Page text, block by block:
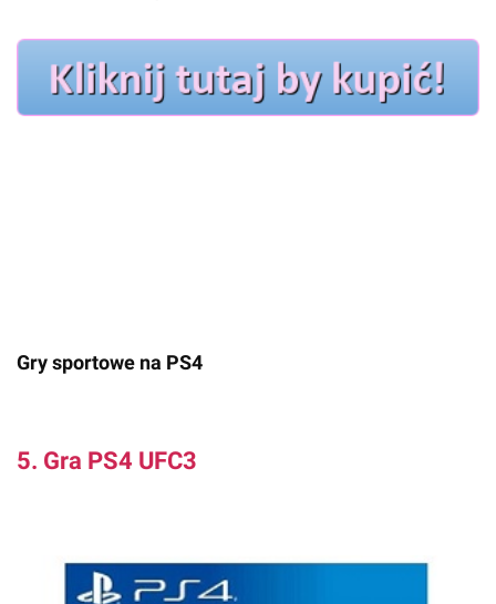
Gry sportowe na PS4
5. Gra PS4 UFC3